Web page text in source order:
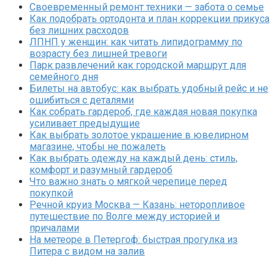
Своевременный ремонт техники — забота о семье
Как подобрать ортодонта и план коррекции прикуса
без лишних расходов
ЛПНП у женщин: как читать липидограмму по
возрасту без лишней тревоги
Парк развлечений как городской маршрут для
семейного дня
Билеты на автобус: как выбрать удобный рейс и не
ошибиться с деталями
Как собрать гардероб, где каждая новая покупка
усиливает предыдущие
Как выбрать золотое украшение в ювелирном
магазине, чтобы не пожалеть
Как выбрать одежду на каждый день: стиль,
комфорт и разумный гардероб
Что важно знать о мягкой черепице перед
покупкой
Речной круиз Москва — Казань: неторопливое
путешествие по Волге между историей и
причалами
На метеоре в Петергоф: быстрая прогулка из
Питера с видом на залив